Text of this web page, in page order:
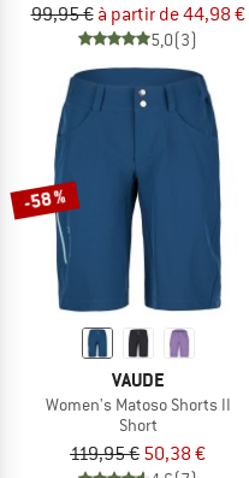
99,95 € à partir de 44,98 €
5,0(3)
-58 %
VAUDE
Women's Matoso Shorts II
Short
119,95 € 50,38 €